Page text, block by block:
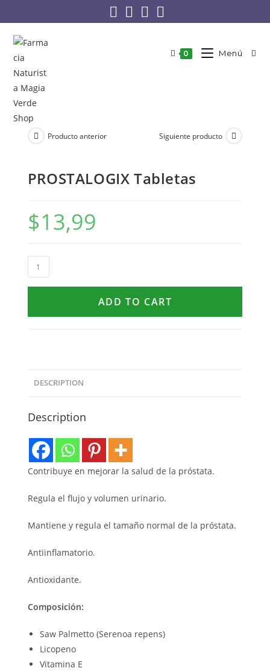
0 Menú
Producto anterior Siguiente producto
PROSTALOGIX Tabletas
$13,99
ADD TO CART
DESCRIPTION
Description
Contribuye en mejorar la salud de la próstata.
Regula el flujo y volumen urinario.
Mantiene y regula el tamaño normal de la próstata.
Antiinflamatorio.
Antioxidante.
Composición:
Saw Palmetto (Serenoa repens)
Licopeno
Vitamina E